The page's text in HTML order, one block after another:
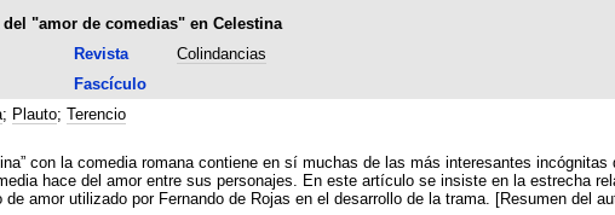
"amor de comedias" en Celestina
Revista Colindancias
Fascículo
; Plauto; Terencio
con la comedia romana contiene en sí muchas de las más interesantes
hace del amor entre sus personajes. En este artículo se insiste en la estrecha
amor utilizado por Fernando de Rojas en el desarrollo de la trama. [Resumen del